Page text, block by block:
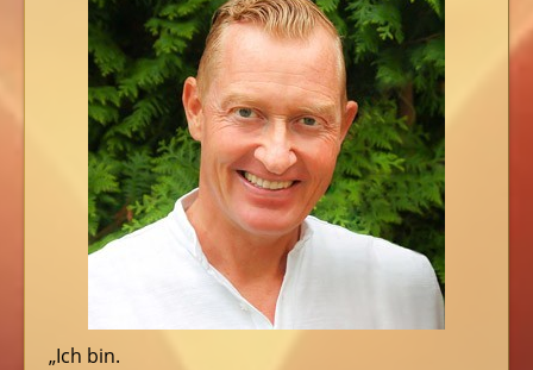
„Ich bin.